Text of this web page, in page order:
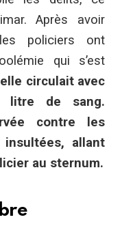
Après avoir
policiers ont
qui s’est
elle circulait avec
litre de sang.
contre les
insultées, allant
au sternum.